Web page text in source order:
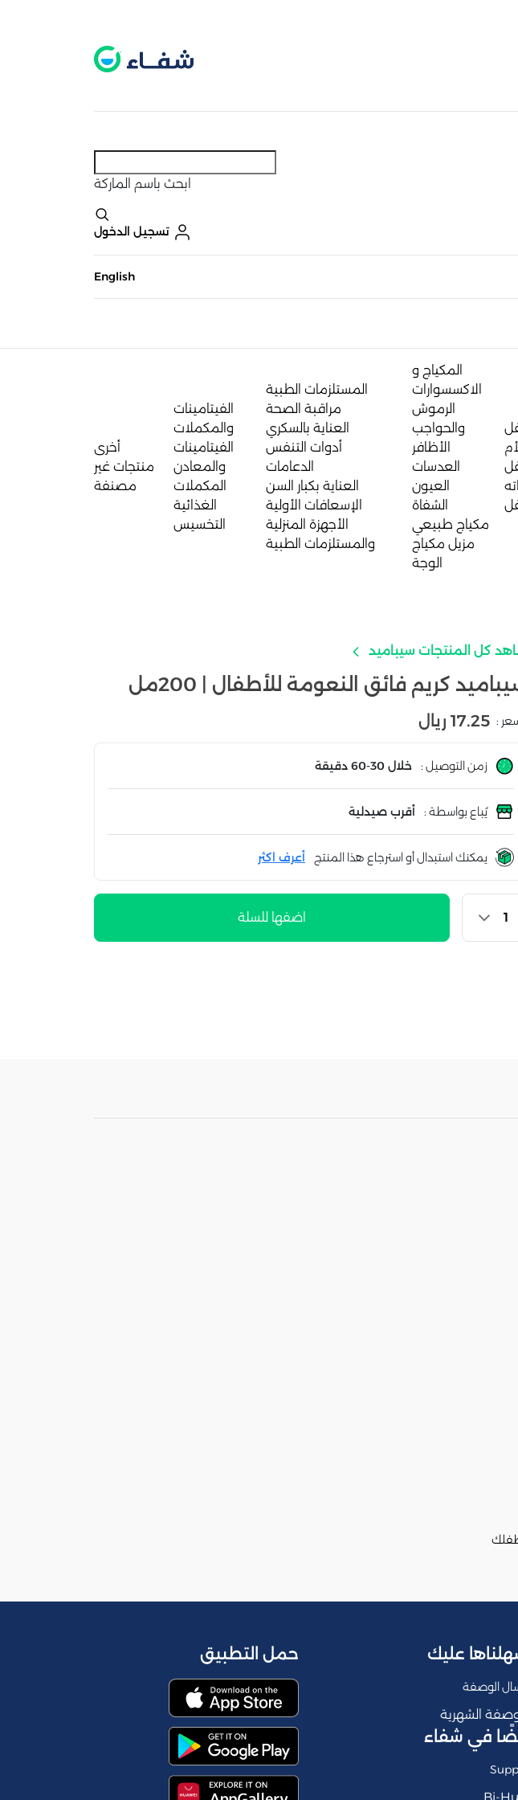
ابحث باسم الماركة
تسجيل الدخول
English
المكياج و
الاكسسوارات
الرموش
والحواجب
الأظافر
العدسات
العيون
الشفاة
مكياج طبيعي
مزيل مكياج
الوجة
المستلزمات الطبية
مراقبة الصحة
العناية بالسكري
أدوات التنفس
الدعامات
العناية بكبار السن
الإسعافات الأولية
الأجهزة المنزلية
والمستلزمات الطبية
الفيتامينات
والمكملات
الفيتامينات
والمعادن
المكملات
الغذائية
التخسيس
أخرى
منتجات غير
مصنفة
كل المنتجات سيباميد
كريم فائق النعومة للأطفال | 200مل
: 17.25 ريال
زمن التوصيل : خلال 30-60 دقيقة
يُباع بواسطة : أقرب صيدلية
يمكنك استبدال أو استرجاع هذا المنتج أعرف اكثر
اضفها للسلة
عليك
الوصفة
الشهرية
في شفاء
حمل التطبيق